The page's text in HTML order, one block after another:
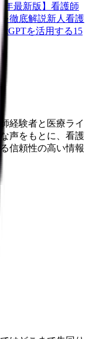
最新版】 看護師
徹底解説新人看護
を活用する15
経験者と医療ライ
声をもとに、看護
信頼性の高い情報